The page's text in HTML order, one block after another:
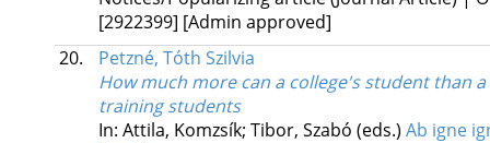
[2922399] [Admin approved]
20.
Petzné, Tóth Szilvia
How much more can a college's student than
training students
In: Attila, Komzsík; Tibor, Szabó (eds.) Ab igne